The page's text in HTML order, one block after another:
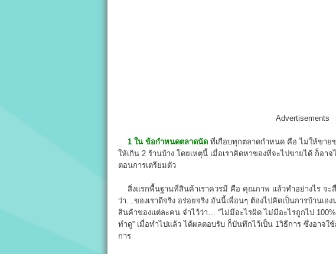
Advertisements
1 ใน ข้อกำหนดตลาดนัด ที่เกือบทุกตลาดกำหนด คือ ไม่ให้ขาย
ให้เกิน 2 ร้านบ้าง โดยเหตุนี้ เมื่อเราคิดหาของที่จะไปขายได้ ก็อ
ตอนการเตรียมตัว
สิ่งแรกพื้นฐานที่สินค้าเราควรมี คือ คุณภาพ แล้วทำอย่างไร จะ
ว่า…ของเราดีจริง อร่อยจริง อันนี้เพื่อนๆ ต้องไปคิดเป็นการบ้านเ
สินค้าของแต่ละคน จำไว้ว่า… “ไม่มีอะไรผิด ไม่มีอะไรถูกไป
ทำดู” เมื่อทำไปแล้ว ได้ผลตอบรับ ก็บันทึกไว้เป็น 1วิธีการ ซึ่งอาจ
การ